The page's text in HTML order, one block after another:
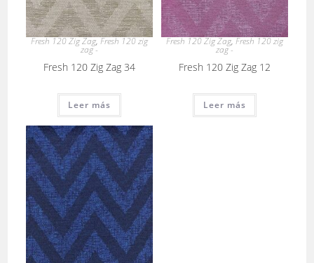
Fresh 120 Zig Zag,Fresh 120 zig
zag -
Fresh 120 Zig Zag 34
Leer más
Fresh 120 Zig Zag,Fresh 120 zig
zag -
Fresh 120 Zig Zag 12
Leer más